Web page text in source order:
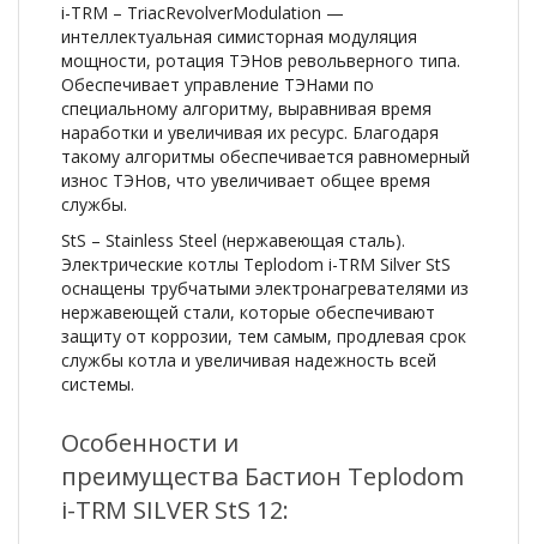
i-TRM – TriacRevolverModulation —
интеллектуальная симисторная модуляция
мощности, ротация ТЭНов револьверного типа.
Обеспечивает управление ТЭНами по
специальному алгоритму, выравнивая время
наработки и увеличивая их ресурс. Благодаря
такому алгоритмы обеспечивается равномерный
износ ТЭНов, что увеличивает общее время
службы.
StS – Stainless Steel (нержавеющая сталь).
Электрические котлы Teplodom i-TRM Silver StS
оснащены трубчатыми электронагревателями из
нержавеющей стали, которые обеспечивают
защиту от коррозии, тем самым, продлевая срок
службы котла и увеличивая надежность всей
системы.
Особенности и
преимущества Бастион Teplodom
i-TRM SILVER StS 12: